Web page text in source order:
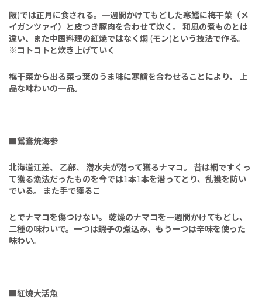
阪)では正月に食される。一週間かけてもどした寒鱈に梅干菜（メ
イガンツァイ）と皮つき豚肉を合わせて炊く。 和風の煮ものとは
違い、また中国料理の紅焼ではなく燜 (モン)という技法で作る。
※コトコトと炊き上げていく
梅干菜から出る菜っ葉のうま味に寒鱈を合わせることにより、
上
品な味わいの一品。
■鴛鴦焼海参
北海道江差、 乙部、 潜水夫が潜って獲るナマコ。 昔は網ですくっ
て獲る漁法だったものを今では1本1本を潜ってとり、乱獲を防い
でいる。
また手で獲るこ
とでナマコを傷つけない。 乾燥のナマコを一週間かけてもどし、
二種の味わいで。一つは蝦子の煮込み、 もう一つは辛味を使った
味わい。
■紅燒大活魚